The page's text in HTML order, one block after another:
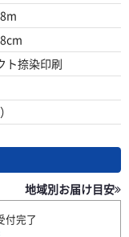
ト捺染印刷
地域別お届け目安
付完了